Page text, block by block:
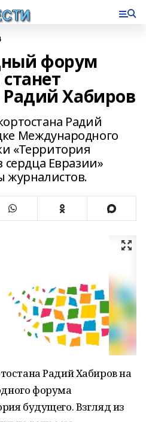
форум
Хабиров
Радий
Международного
«Территория
сердца Евразии»
журналистов.
Радий Хабиров на
форума
будущего. Взгляд из